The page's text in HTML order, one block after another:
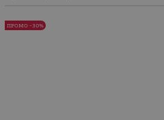
ПРОМО -30%